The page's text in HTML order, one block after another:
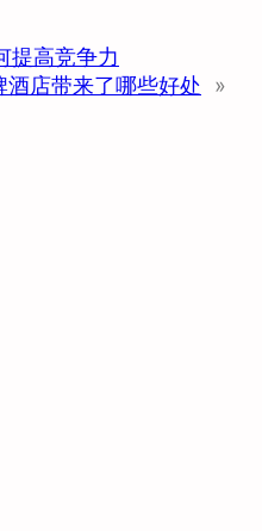
提高竞争力
酒店带来了哪些好处 »